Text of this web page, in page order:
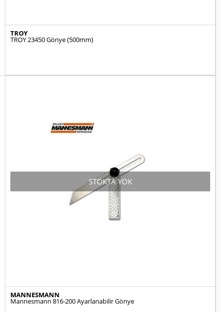
TROY
TROY 23450 Gönye (500mm)
STOKTA YOK
MANNESMANN
Mannesmann 816-200 Ayarlanabilir Gönye